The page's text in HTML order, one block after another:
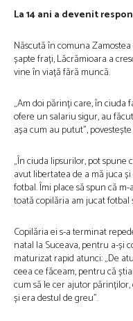
La 14 ani a devenit
Născută în comuna
șapte frați, Lăcrămioara a
vine în viață fără muncă.
„Am doi părinți care, în ciuda
ofere un salariu sigur, au
așa cum au putut”,
„În ciuda lipsurilor, pot spune
avut libertatea de a mă juca
fotbal. Îmi place să spun că
toată copilăria am jucat fotbal
Copilăria ei s-a terminat
natal la Suceava, pentru a-și
maturizat rapid atunci: „De
ceea ce făceam, pentru că
cum să le cer ajutor
și era destul de greu”.